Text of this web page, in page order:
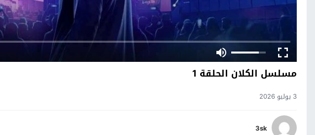
مسلسل الكلان الحلقة 1
3 يوليو 2026
3sk